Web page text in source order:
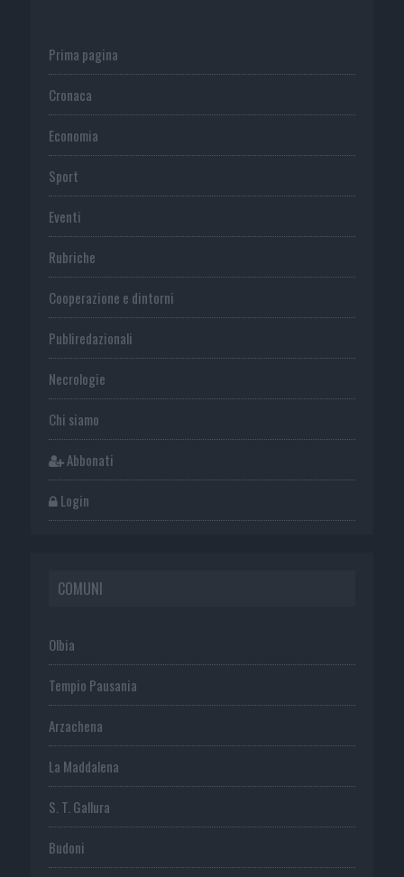
Prima pagina
Cronaca
Economia
Sport
Eventi
Rubriche
Cooperazione e dintorni
Publiredazionali
Necrologie
Chi siamo
Abbonati
Login
COMUNI
Olbia
Tempio Pausania
Arzachena
La Maddalena
S. T. Gallura
Budoni